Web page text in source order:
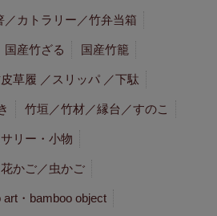
／カトラリー／竹弁当箱
国産竹ざる 国産竹籠
草履 ／スリッパ ／下駄
竹垣／竹材／縁台／すのこ
リー・小物
花かご／虫かご
・bamboo object